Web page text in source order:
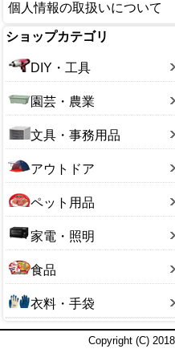
個人情報の取扱いについて
ショップカテゴリ
DIY・工具
園芸・農業
文具・事務用品
アウトドア
ペット用品
家電・照明
食品
衣料・手袋
Copyright (C)